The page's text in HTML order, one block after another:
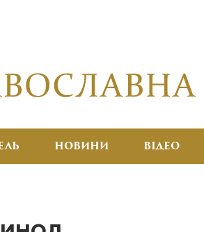
НОВИНИ ВІДЕО